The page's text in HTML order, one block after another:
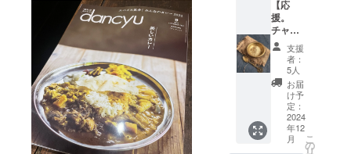
す。
【応
援。
チャッ
トマサ
ラ80g】
応援し
てくだ
さる方
にお礼
のメー
ルと素
材を厳
支援
者：
5人
お届
け予
定：
2024
年12
月
こ
の
リ